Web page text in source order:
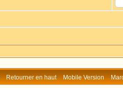
Retourner en haut Mobile Version